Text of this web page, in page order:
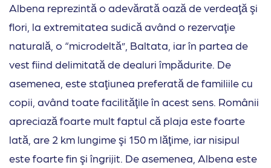
Albena reprezintă o adevărată oază de verdeaţă şi
flori, la extremitatea sudică având o rezervaţie
naturală, o “microdeltă”, Baltata, iar în partea de
vest fiind delimitată de dealuri împădurite. De
asemenea, este staţiunea preferată de familiile cu
copii, având toate facilităţile în acest sens. Românii
apreciază foarte mult faptul că plaja este foarte
lată, are 2 km lungime şi 150 m lăţime, iar nisipul
este foarte fin şi îngrijit. De asemenea, Albena este